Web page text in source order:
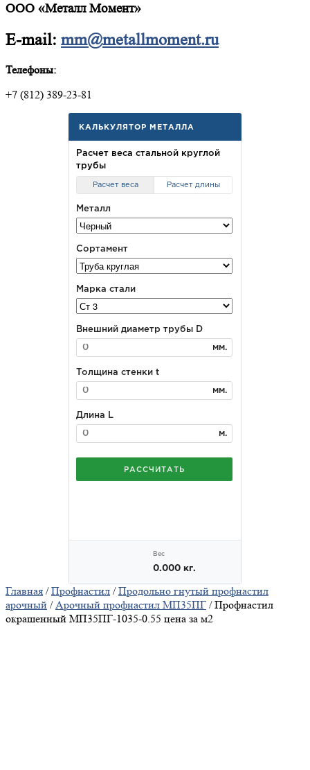
ООО «Металл Момент»
E-mail: mm@metallmoment.ru
Телефоны:
+7 (812) 389-23-81
Главная /Профнастил /Продольно гнутый профнастил
арочный /Арочный профнастил МП35ПГ / Профнастил
окрашенный МП35ПГ-1035-0.55 цена за м2